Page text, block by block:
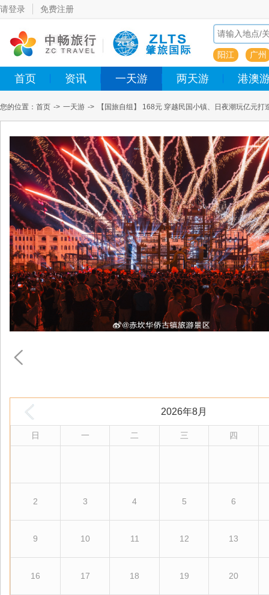
请登录 免费注册
阳江 广州
首页 资讯 一天游 两天游 港澳
您的位置： 首页 -> 一天游 -> 【国旅自组】 168元 穿越民国小镇、日夜潮玩亿元
2026年8月
日 一 二 三 四
2 3 4 5 6
9 10 11 12 13
16 17 18 19 20